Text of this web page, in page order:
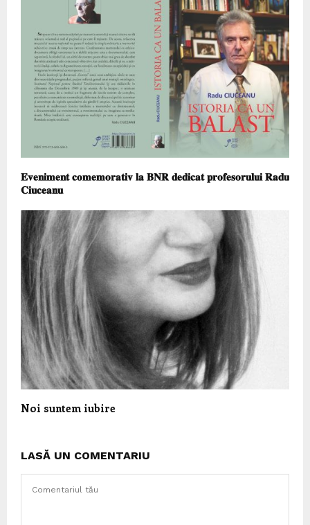
𝐄𝐯𝐞𝐧𝐢𝐦𝐞𝐧𝐭 𝐜𝐨𝐦𝐞𝐦𝐨𝐫𝐚𝐭𝐢𝐯 𝐥𝐚 𝐁𝐍𝐑 𝐝𝐞𝐝𝐢𝐜𝐚𝐭 𝐩𝐫𝐨𝐟𝐞𝐬𝐨𝐫𝐮𝐥𝐮𝐢 𝐑𝐚𝐝𝐮
𝐂𝐢𝐮𝐜𝐞𝐚𝐧𝐮
Noi suntem iubire
LASĂ UN COMENTARIU